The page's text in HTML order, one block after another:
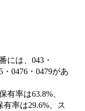
には、043・
・0476・0479があ
率は63.8%、
率は29.6%、ス